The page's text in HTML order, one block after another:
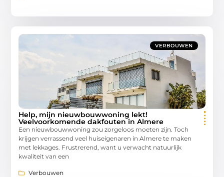
VERBOUWEN
Help, mijn nieuwbouwwoning lekt!
Veelvoorkomende dakfouten in Almere
Een nieuwbouwwoning zou zorgeloos moeten zijn. Toch
krijgen verrassend veel huiseigenaren in Almere te maken
met lekkages. Frustrerend, want u verwacht natuurlijk
kwaliteit van een
Verbouwen